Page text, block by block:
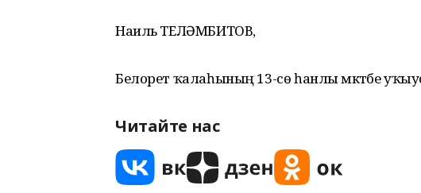
Наиль ТЕЛӘМБИТОВ,
Белорет ҡалаһының 13-сө һанлы мәктәбе
Читайте нас